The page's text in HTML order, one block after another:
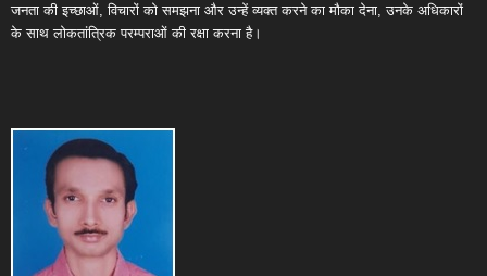
जनता की इच्छाओं, विचारों को समझना और उन्हें व्यक्त करने का मौका देना, उनके अधिकारों
के साथ लोकतांत्रिक परम्पराओं की रक्षा करना है।